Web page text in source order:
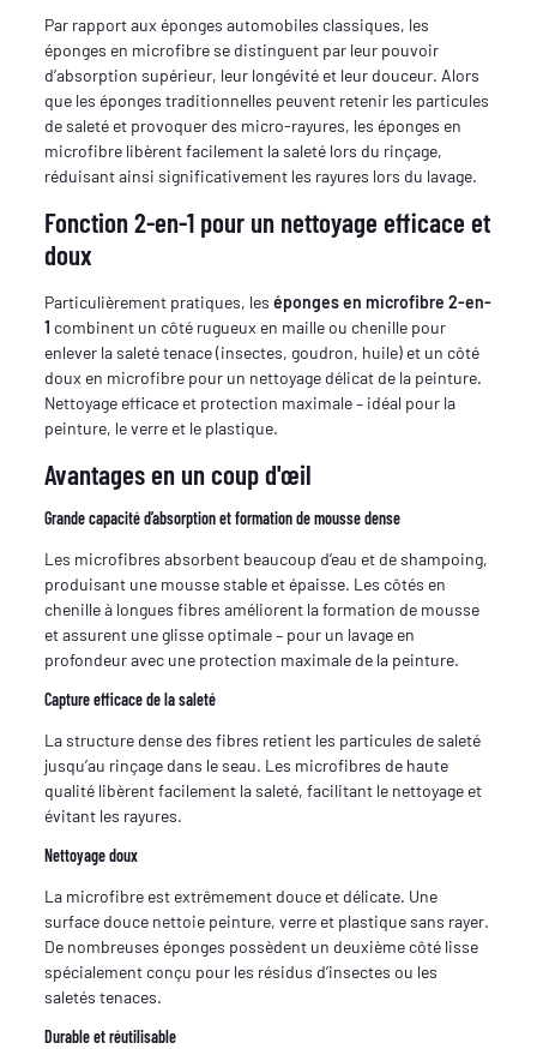
Par rapport aux éponges automobiles classiques, les
éponges en microfibre se distinguent par leur pouvoir
d’absorption supérieur, leur longévité et leur douceur. Alors
que les éponges traditionnelles peuvent retenir les particules
de saleté et provoquer des micro-rayures, les éponges en
microfibre libèrent facilement la saleté lors du rinçage,
réduisant ainsi significativement les rayures lors du lavage.
Fonction 2-en-1 pour un nettoyage efficace et
doux
Particulièrement pratiques, leséponges en microfibre 2-en-
1 combinent un côté rugueux en maille ou chenille pour
enlever la saleté tenace (insectes, goudron, huile) et un côté
doux en microfibre pour un nettoyage délicat de la peinture.
Nettoyage efficace et protection maximale – idéal pour la
peinture, le verre et le plastique.
Avantages en un coup d'œil
Grande capacité d’absorption et formation de mousse dense
Les microfibres absorbent beaucoup d’eau et de shampoing,
produisant une mousse stable et épaisse. Les côtés en
chenille à longues fibres améliorent la formation de mousse
et assurent une glisse optimale – pour un lavage en
profondeur avec une protection maximale de la peinture.
Capture efficace de la saleté
La structure dense des fibres retient les particules de saleté
jusqu’au rinçage dans le seau. Les microfibres de haute
qualité libèrent facilement la saleté, facilitant le nettoyage et
évitant les rayures.
Nettoyage doux
La microfibre est extrêmement douce et délicate. Une
surface douce nettoie peinture, verre et plastique sans rayer.
De nombreuses éponges possèdent un deuxième côté lisse
spécialement conçu pour les résidus d’insectes ou les
saletés tenaces.
Durable et réutilisable